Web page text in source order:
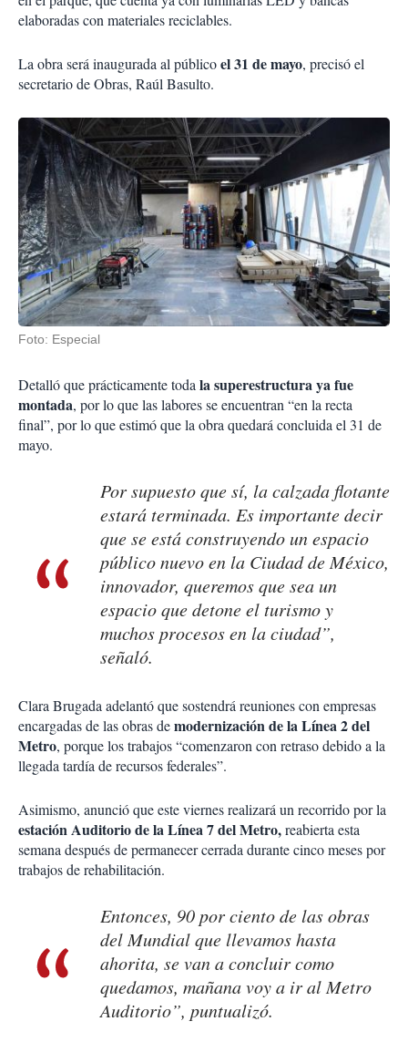
elaboradas con materiales reciclables.
La obra será inaugurada al públicoel 31 de mayo, precisó el
secretario de Obras, Raúl Basulto.
Foto: Especial
Detalló que prácticamente todala superestructura ya fue
montada, por lo que las labores se encuentran “en la recta
final”, por lo que estimó que la obra quedará concluida el 31 de
mayo.
Por supuesto que sí, la calzada flotante
estará terminada. Es importante decir
que se está construyendo un espacio
público nuevo en la Ciudad de México,
innovador, queremos que sea un
espacio que detone el turismo y
muchos procesos en la ciudad”,
señaló.
Clara Brugada adelantó que sostendrá reuniones con empresas
encargadas de las obras demodernización de la Línea 2 del
Metro, porque los trabajos “comenzaron con retraso debido a la
llegada tardía de recursos federales”.
Asimismo, anunció que este viernes realizará un recorrido por la
estación Auditorio de la Línea 7 del Metro,reabierta esta
semana después de permanecer cerrada durante cinco meses por
trabajos de rehabilitación.
Entonces, 90 por ciento de las obras
del Mundial que llevamos hasta
ahorita, se van a concluir como
quedamos, mañana voy a ir al Metro
Auditorio”, puntualizó.